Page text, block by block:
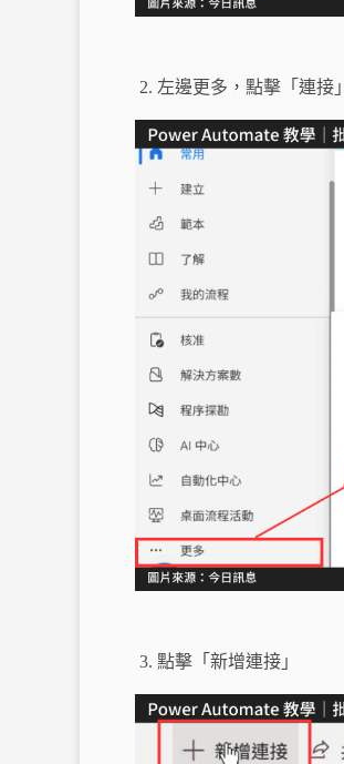
左邊更多，點擊「連接」
點擊「新增連接」